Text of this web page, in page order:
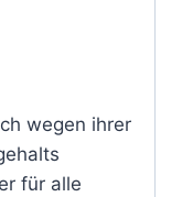
wegen ihrer
für alle